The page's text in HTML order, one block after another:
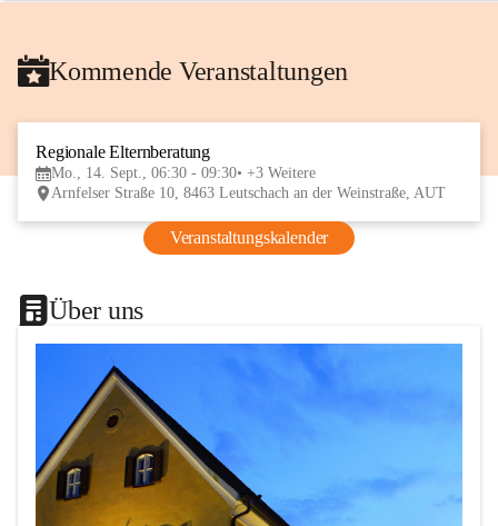
Kommende Veranstaltungen
Regionale Elternberatung
Mo., 14. Sept., 06:30 - 09:30 +3 Weitere
Arnfelser Straße 10, 8463 Leutschach an der Weinstraße, AUT
Veranstaltungskalender
Über uns